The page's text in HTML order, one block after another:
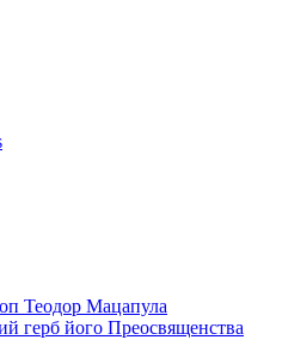
Теодор Мацапула
герб його Преосвященства